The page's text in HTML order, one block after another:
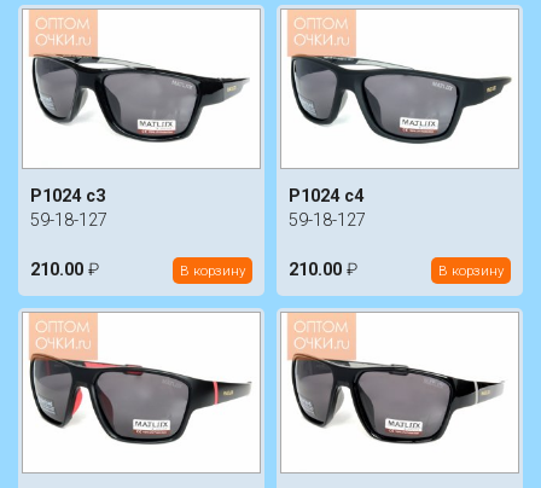
P1024 c3
59-18-127
210.00 ₽ В корзину
P1024 c4
59-18-127
210.00 ₽ В корзину